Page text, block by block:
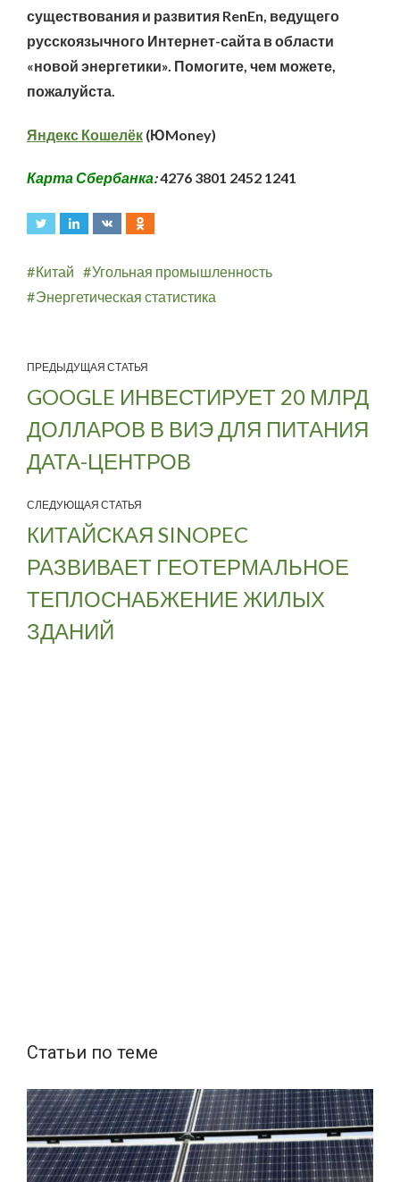
существования и развития RenEn, ведущего
русскоязычного Интернет-сайта в области
«новой энергетики». Помогите, чем можете,
пожалуйста.
Яндекс Кошелёк (ЮMoney)
Карта Сбербанка:4276 3801 2452 1241
Китай
Угольная промышленность
Энергетическая статистика
ПРЕДЫДУЩАЯ СТАТЬЯ
GOOGLE ИНВЕСТИРУЕТ 20 МЛРД
ДОЛЛАРОВ В ВИЭ ДЛЯ ПИТАНИЯ
ДАТА-ЦЕНТРОВ
СЛЕДУЮЩАЯ СТАТЬЯ
КИТАЙСКАЯ SINOPEC
РАЗВИВАЕТ ГЕОТЕРМАЛЬНОЕ
ТЕПЛОСНАБЖЕНИЕ ЖИЛЫХ
ЗДАНИЙ
Статьи по теме